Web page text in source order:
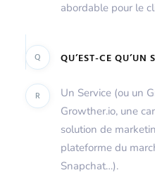
abordable pour le
Q QU’EST-CE QU’UN
R
Un Service (ou un
Growther.io, une
solution de
plateforme du
Snapchat…).